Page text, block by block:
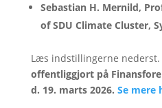
Sebastian H. Mernild,
of SDU Climate Cluster,
Læs indstillingerne nederst.
offentliggjort på
d. 19. marts 2026. Se mere